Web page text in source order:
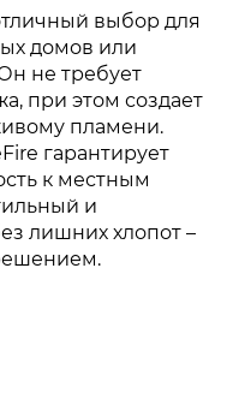
выбор для
домов или
не требует
при этом создает
пламени.
гарантирует
к местным
и
лишних хлопот –